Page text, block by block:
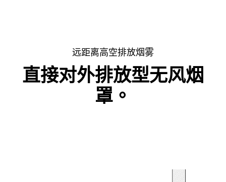
远距离高空排放烟雾
直接对外排放型无风烟
罩。